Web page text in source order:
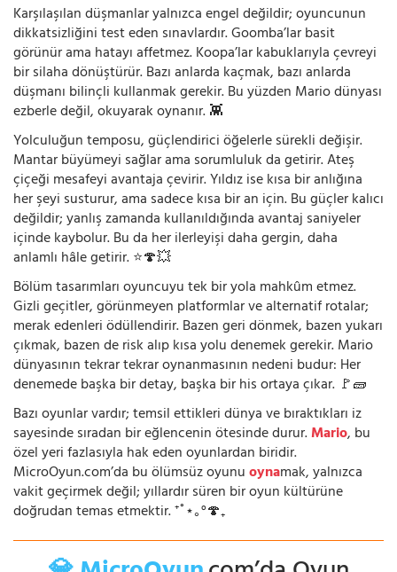
Karşılaşılan düşmanlar yalnızca engel değildir; oyuncunun
dikkatsizliğini test eden sınavlardır. Goomba’lar basit
görünür ama hatayı affetmez. Koopa’lar kabuklarıyla çevreyi
bir silaha dönüştürür. Bazı anlarda kaçmak, bazı anlarda
düşmanı bilinçli kullanmak gerekir. Bu yüzden Mario dünyası
ezberle değil, okuyarak oynanır. 👾
Yolculuğun temposu, güçlendirici öğelerle sürekli değişir.
Mantar büyümeyi sağlar ama sorumluluk da getirir. Ateş
çiçeği mesafeyi avantaja çevirir. Yıldız ise kısa bir anlığına
her şeyi susturur, ama sadece kısa bir an için. Bu güçler kalıcı
değildir; yanlış zamanda kullanıldığında avantaj saniyeler
içinde kaybolur. Bu da her ilerleyişi daha gergin, daha
anlamlı hâle getirir. ⭐🍄💥
Bölüm tasarımları oyuncuyu tek bir yola mahkûm etmez.
Gizli geçitler, görünmeyen platformlar ve alternatif rotalar;
merak edenleri ödüllendirir. Bazen geri dönmek, bazen yukarı
çıkmak, bazen de risk alıp kısa yolu denemek gerekir. Mario
dünyasının tekrar tekrar oynanmasının nedeni budur: Her
denemede başka bir detay, başka bir his ortaya çıkar. 🚩🧱
Bazı oyunlar vardır; temsil ettikleri dünya ve bıraktıkları iz
sayesinde sıradan bir eğlencenin ötesinde durur.Mario, bu
özel yeri fazlasıyla hak eden oyunlardan biridir.
MicroOyun.com’da bu ölümsüz oyunuoynamak, yalnızca
vakit geçirmek değil; yıllardır süren bir oyun kültürüne
doğrudan temas etmektir. ⁺˚⋆｡°🍄₊